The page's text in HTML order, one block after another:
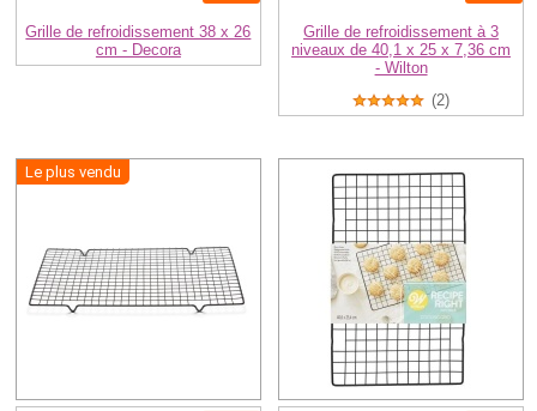
Grille de refroidissement 38 x 26
cm - Decora
Grille de refroidissement à 3
niveaux de 40,1 x 25 x 7,36 cm
- Wilton
(2)
Le plus vendu